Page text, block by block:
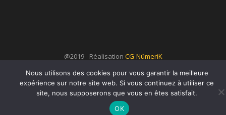
@2019 - Réalisation CG-NümeriK
Nous utilisons des cookies pour vous garantir la meilleure
expérience sur notre site web. Si vous continuez à utiliser ce
site, nous supposerons que vous en êtes satisfait.
OK